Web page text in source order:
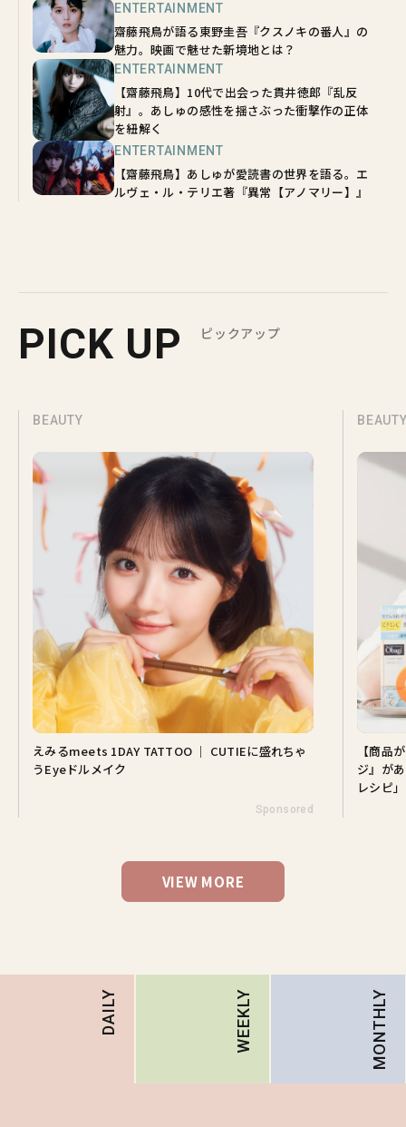
ENTERTAINMENT
齋藤飛鳥が語る東野圭吾『クスノキの番人』の
魅力。映画で魅せた新境地とは？
ENTERTAINMENT
【齋藤飛鳥】10代で出会った貫井徳郎『乱反
射』。あしゅの感性を揺さぶった衝撃作の正体
を紐解く
ENTERTAINMENT
【齋藤飛鳥】あしゅが愛読書の世界を語る。エ
ルヴェ・ル・テリエ著『異常【アノマリー】』
PICK UP ピックアップ
BEAUTY
えみるmeets 1DAY TATTOO ｜ CUTIEに盛れちゃ
うEyeドルメイク
Sponsored
【商品
ジ』が
レシピ」
VIEW MORE
DAILY WEEKLY MONTHLY